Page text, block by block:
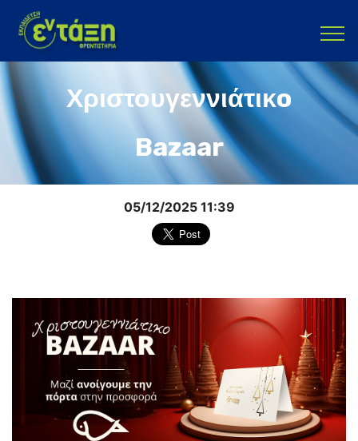
Χριστουγεννιάτικo
Bazaar
05/12/2025 11:39